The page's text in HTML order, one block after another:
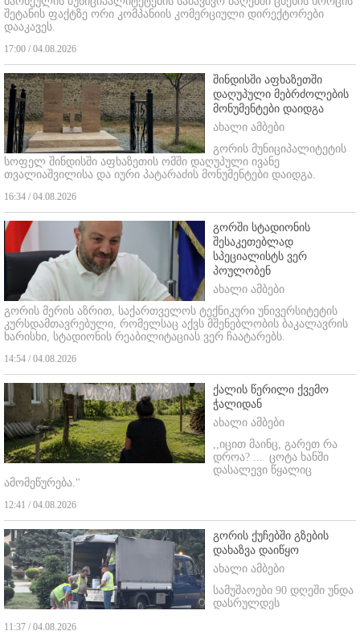
შეტანის ფაქტზე ორი კომპანიის კომერციული დირექტორები
დააკავეს.
17:00 / 04.08.2026
შინდისში აფხაზეთში
დაღუპული მებრძოლების
მონუმენტები დაიდგა
ახალი ამბები
გორის მუნიციპალიტეტის
სოფელ შინდისში აფხაზეთის ომში დაღუპული ივანე
თვალიაშვილისა და იური პატარაძის მონუმენტები დაიდგა.
16:34 / 04.08.2026
გორში სტადიონის
შესაკეთებლად
სპეციალისტს ვერ
პოულობენ
ახალი ამბები
გორის მერის აზრით, საქართველოს ტექნიკური უნივერსიტეტის
კურსდამთავრებული, რომელსაც აქვს მშენებლობის ბაკალავრის
ხარისხი, სტადიონის რეაბილიტაციას ვერ ჩაატარებს.
14:54 / 04.08.2026
ქალის წერილი ქვემო
ჭალიდან
ახალი ამბები
,,იცით მაინც, გარეთ რა
დროა? ... ცოტა ხანში
დასალევი წყალიც
ამომეწურება."
12:41 / 04.08.2026
გორის ქუჩებში გზების
დახაზვა დაიწყო
ახალი ამბები
სამუშაოები 90 დღეში უნდა
დასრულდეს
11:37 / 04.08.2026